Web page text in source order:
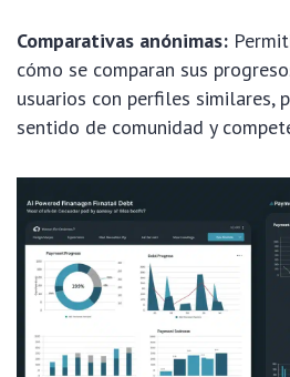
Comparativas anónimas:
cómo se comparan sus
usuarios con perfiles similares,
sentido de comunidad y